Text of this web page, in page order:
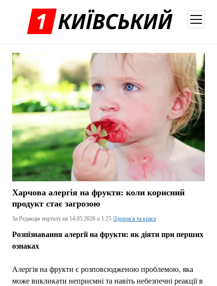
меню
Харчова алергія на фрукти: коли корисний
продукт стає загрозою
За Редакція порталу на 14.05.2026 о 1:25 | Здоров'я та краса
Розпізнавання алергії на фрукти: як діяти при перших
ознаках
Алергія на фрукти є розповсюдженою проблемою, яка
може викликати неприємні та навіть небезпечні реакції в